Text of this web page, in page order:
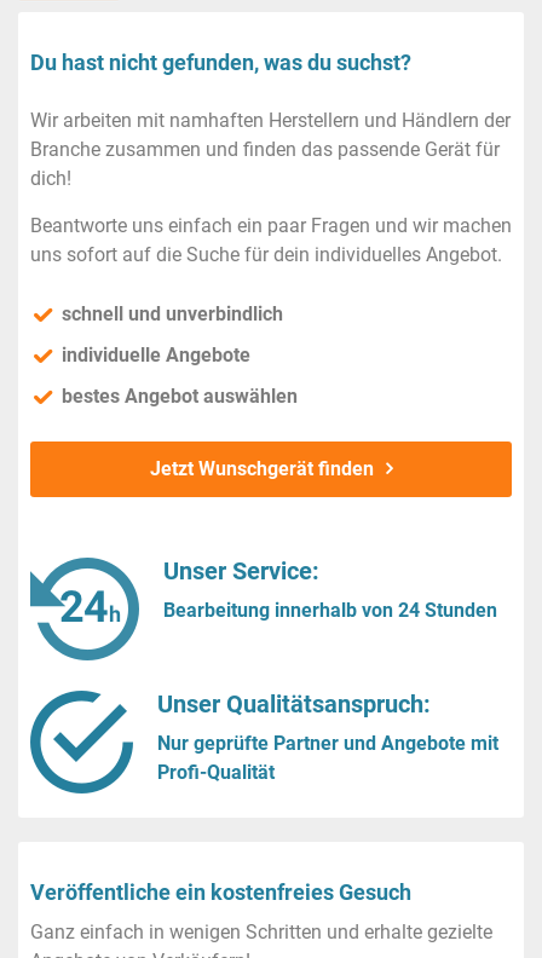
Du hast nicht gefunden, was du suchst?
Wir arbeiten mit namhaften Herstellern und Händlern der
Branche zusammen und finden das passende Gerät für
dich!
Beantworte uns einfach ein paar Fragen und wir machen
uns sofort auf die Suche für dein individuelles Angebot.
schnell und unverbindlich
individuelle Angebote
bestes Angebot auswählen
Jetzt Wunschgerät finden
Unser Service:
Bearbeitung innerhalb von 24 Stunden
Unser Qualitätsanspruch:
Nur geprüfte Partner und Angebote mit
Profi-Qualität
Veröffentliche ein kostenfreies Gesuch
Ganz einfach in wenigen Schritten und erhalte gezielte